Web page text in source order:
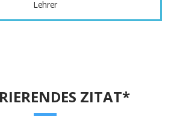
Lehrer
ZITAT*